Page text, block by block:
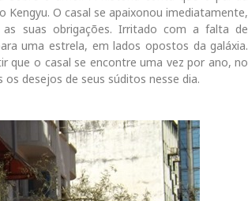
O casal se apaixonou imediatamente,
suas obrigações. Irritado com a falta de
uma estrela, em lados opostos da galáxia.
que o casal se encontre uma vez por ano, no
desejos de seus súditos nesse dia.